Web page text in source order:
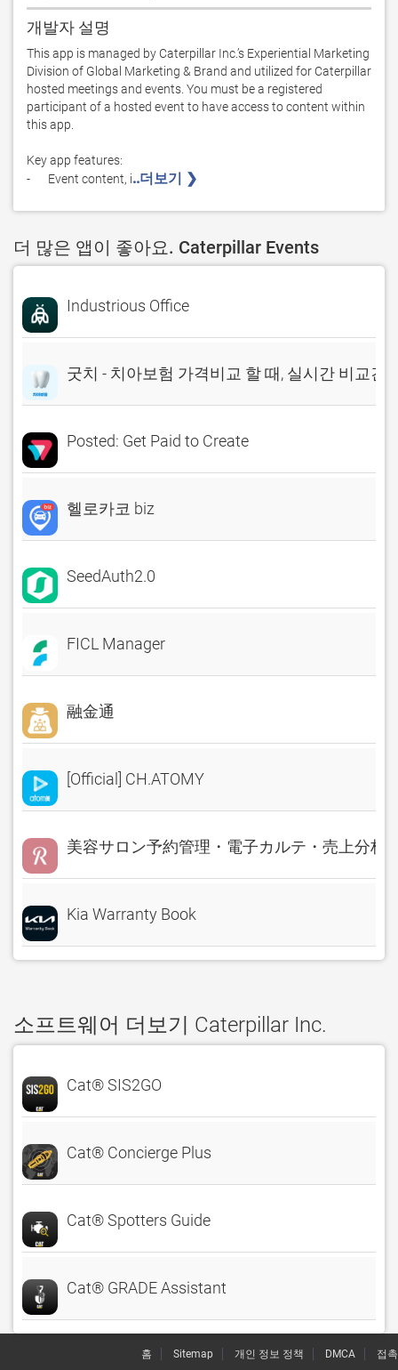
개발자 설명
This app is managed by Caterpillar Inc.’s Experiential Marketing
Division of Global Marketing & Brand and utilized for Caterpillar
hosted meetings and events. You must be a registered
participant of a hosted event to have access to content within
this app.
Key app features:
-	Event content, i..더보기 ❯
더 많은 앱이 좋아요. Caterpillar Events
Industrious Office
굿치 - 치아보험 가격비교 할 때, 실시간 비교견
Posted: Get Paid to Create
헬로카코 biz
SeedAuth2.0
FICL Manager
融金通
[Official] CH.ATOMY
美容サロン予約管理・電子カルテ・売上分析
Kia Warranty Book
소프트웨어 더보기 Caterpillar Inc.
Cat® SIS2GO
Cat® Concierge Plus
Cat® Spotters Guide
Cat® GRADE Assistant
홈 Sitemap 개인 정보 정책 DMCA 접촉